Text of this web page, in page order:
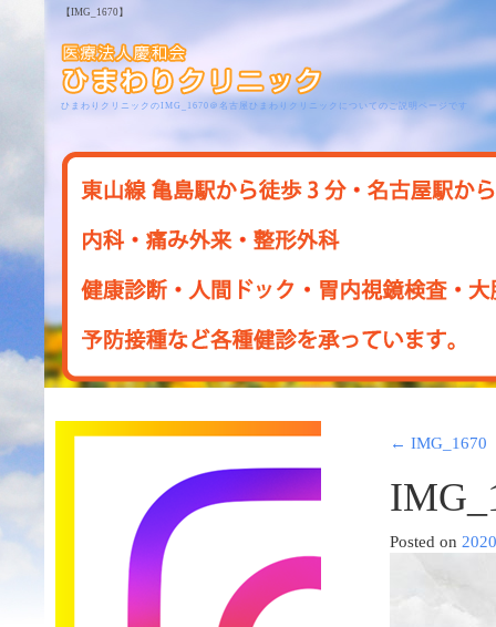
【IMG_1670】
ひまわりクリニックのIMG_1670＠名古屋ひまわりクリニックについてのご説明ページです
← IMG_1670
Posted on